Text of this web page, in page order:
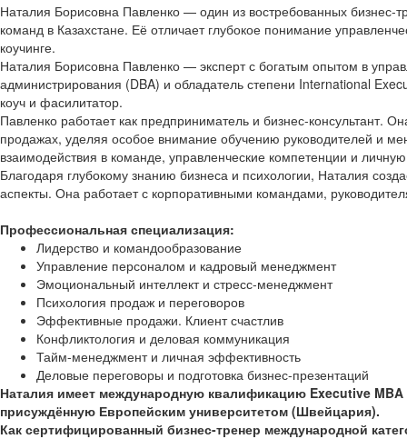
Наталия Борисовна Павленко — один из востребованных бизнес-
команд в Казахстане. Её отличает глубокое понимание
коучинге.
Наталия Борисовна Павленко — эксперт с богатым опытом в
администрирования (DBA) и обладатель степени International
коуч и фасилитатор.
Павленко работает как предприниматель и бизнес-
продажах, уделяя особое внимание обучению руководителей и
взаимодействия в команде, управленческие компетенции и личную
Благодаря глубокому знанию бизнеса и психологии, Наталия
аспекты. Она работает с корпоративными командами,
Профессиональная специализация:
Лидерство и командообразование
Управление персоналом и кадровый менеджмент
Эмоциональный интеллект и стресс-менеджмент
Психология продаж и переговоров
Эффективные продажи. Клиент счастлив
Конфликтология и деловая коммуникация
Тайм-менеджмент и личная эффективность
Деловые переговоры и подготовка бизнес-презентаций
Наталия имеет международную квалификацию Executive
присуждённую Европейским университетом (Швейцария).
Как сертифицированный бизнес-тренер международной